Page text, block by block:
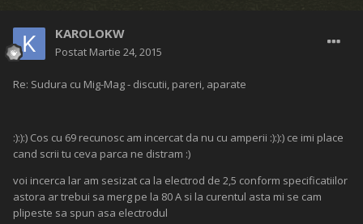
KAROLOKW
Postat Martie 24, 2015
Re: Sudura cu Mig-Mag - discutii, pareri, aparate
:):):) Cos cu 69 recunosc am incercat da nu cu amperii :):):) ce imi place
cand scrii tu ceva parca ne distram :)
voi incerca lar am sesizat ca la electrod de 2,5 conform specificatiilor
astora ar trebui sa merg pe la 80 A si la curentul asta mi se cam
plipeste sa spun asa electrodul